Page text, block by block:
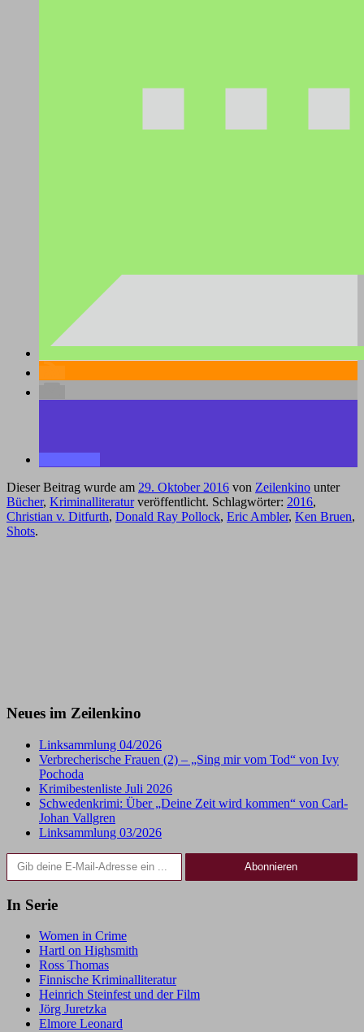
Dieser Beitrag wurde am 29. Oktober 2016 von Zeilenkino unter
Bücher, Kriminalliteraturveröffentlicht. Schlagwörter: 2016,
Christian v. Ditfurth, Donald Ray Pollock, Eric Ambler, Ken Bruen,
Shots.
Neues im Zeilenkino
Linksammlung 04/2026
Verbrecherische Frauen (2) – „Sing mir vom Tod“ von Ivy
Pochoda
Krimibestenliste Juli 2026
Schwedenkrimi: Über „Deine Zeit wird kommen“ von Carl-
Johan Vallgren
Linksammlung 03/2026
Gib deine E-Mail-Adresse ein ...
Abonnieren
In Serie
Women in Crime
Hartl on Highsmith
Ross Thomas
Finnische Kriminalliteratur
Heinrich Steinfest und der Film
Jörg Juretzka
Elmore Leonard